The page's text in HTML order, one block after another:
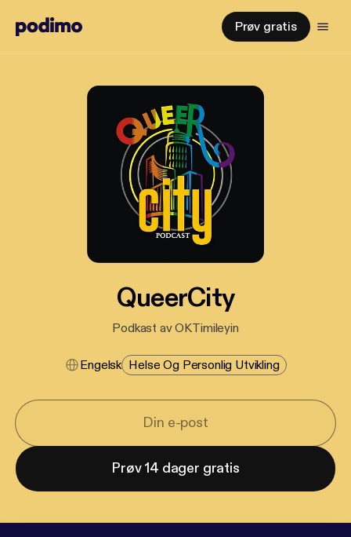
Prøv gratis
QueerCity
Podkast av OKTimileyin
Engelsk Helse Og Personlig Utvikling
Prøv 14 dager gratis